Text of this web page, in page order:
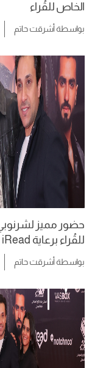
الخاص للقُراء
بواسطةأشرقت حاتم
حضور مميز
للقُراء برعاية iRead
بواسطةأشرقت حاتم